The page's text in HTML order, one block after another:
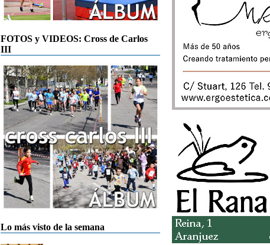
FOTOS y VIDEOS: Cross de Carlos
III
Lo más visto de la semana